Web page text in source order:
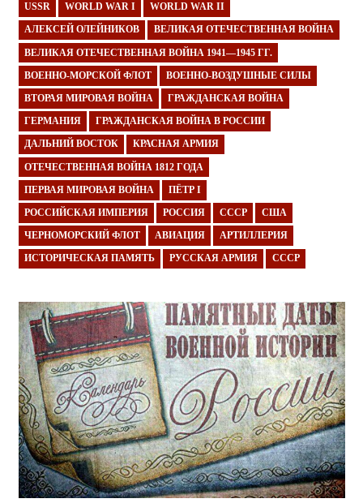
USSR WORLD WAR I WORLD WAR II
АЛЕКСЕЙ ОЛЕЙНИКОВ ВЕЛИКАЯ ОТЕЧЕСТВЕННАЯ ВОЙНА
ВЕЛИКАЯ ОТЕЧЕСТВЕННАЯ ВОЙНА 1941—1945 ГГ.
ВОЕННО-МОРСКОЙ ФЛОТ ВОЕННО-ВОЗДУШНЫЕ СИЛЫ
ВТОРАЯ МИРОВАЯ ВОЙНА ГРАЖДАНСКАЯ ВОЙНА
ГЕРМАНИЯ ГРАЖДАНСКАЯ ВОЙНА В РОССИИ
ДАЛЬНИЙ ВОСТОК КРАСНАЯ АРМИЯ
ОТЕЧЕСТВЕННАЯ ВОЙНА 1812 ГОДА
ПЕРВАЯ МИРОВАЯ ВОЙНА ПЁТР I
РОССИЙСКАЯ ИМПЕРИЯ РОССИЯ СССР США
ЧЕРНОМОРСКИЙ ФЛОТ АВИАЦИЯ АРТИЛЛЕРИЯ
ИСТОРИЧЕСКАЯ ПАМЯТЬ РУССКАЯ АРМИЯ СССР